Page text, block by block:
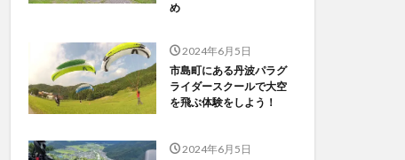
め
2024年6月5日
市島町にある丹波パラグ
ライダースクールで大空
を飛ぶ体験をしよう！
2024年6月5日